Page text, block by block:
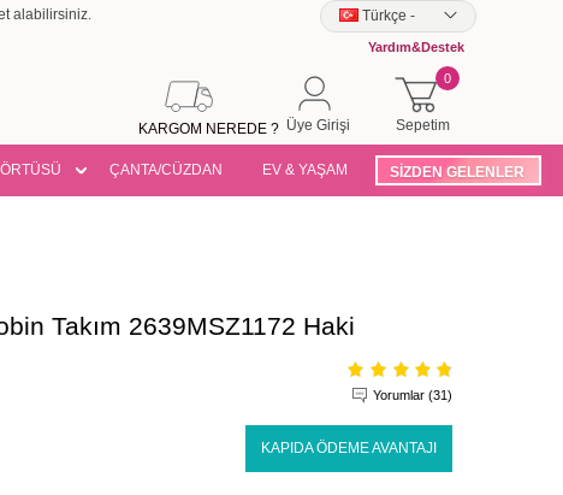
alabilirsiniz. Türkçe -
Yardım&Destek
Sepetim
0
Üye Girişi
KARGOM NEREDE ?
ÇANTA/CÜZDAN EV & YAŞAM SİZDEN GELENLER
Takım 2639MSZ1172 Haki
Yorumlar (31)
KAPIDA ÖDEME AVANTAJI